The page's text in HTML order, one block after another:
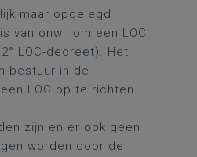
maar opgelegd
van onwil om een LOC
LOC-decreet). Het
bestuur in de
LOC op te richten
zijn en er ook geen
worden door de